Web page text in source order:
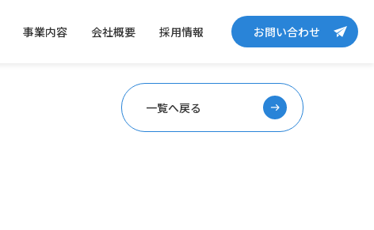
事業内容 会社概要 採用情報 お問い合わせ
一覧へ戻る